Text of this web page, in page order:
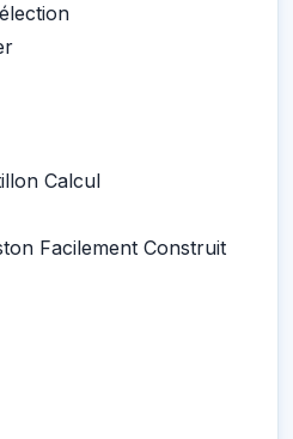
Calcul
Facilement Construit